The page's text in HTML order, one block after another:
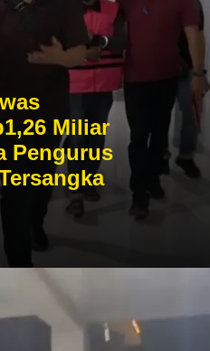
Miliar
Pengurus